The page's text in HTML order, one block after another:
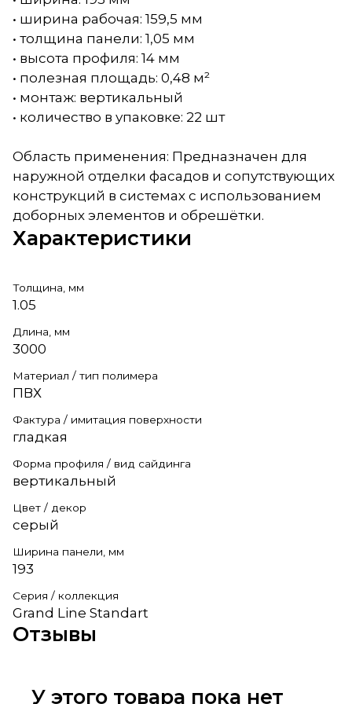
• ширина рабочая: 159,5 мм
• толщина панели: 1,05 мм
• высота профиля: 14 мм
• полезная площадь: 0,48 м²
• монтаж: вертикальный
• количество в упаковке: 22 шт
Область применения: Предназначен для
наружной отделки фасадов и сопутствующих
конструкций в системах с использованием
доборных элементов и обрешётки.
Характеристики
Толщина, мм
1.05
Длина, мм
3000
Материал / тип полимера
ПВХ
Фактура / имитация поверхности
гладкая
Форма профиля / вид сайдинга
вертикальный
Цвет / декор
серый
Ширина панели, мм
193
Серия / коллекция
Grand Line Standart
Отзывы
У этого товара пока нет